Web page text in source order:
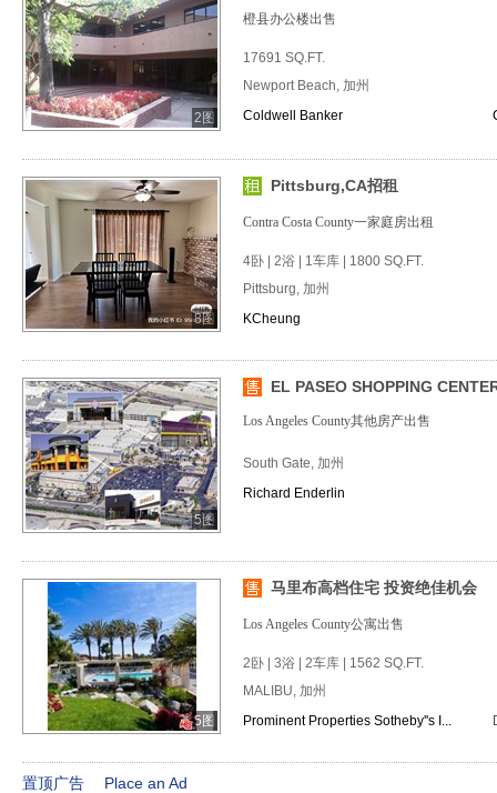
2图
橙县办公楼出售
17691 SQ.FT.
Newport Beach, 加州
Coldwell Banker
8图
Pittsburg,CA招租
Contra Costa County一家庭房出租
4卧 | 2浴 | 1车库 | 1800 SQ.FT.
Pittsburg, 加州
KCheung
5图
EL PASEO SHOPPING
Los Angeles County其他房产出售
South Gate, 加州
Richard Enderlin
5图
马里布高档住宅 投资绝佳机会
Los Angeles County公寓出售
2卧 | 3浴 | 2车库 | 1562 SQ.FT.
MALIBU, 加州
Prominent Properties Sotheby''s I...
置顶广告 Place an Ad